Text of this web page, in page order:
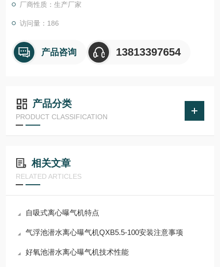
厂商性质：生产厂家
访问量：186
产品咨询 13813397654
产品分类
PRODUCT CLASSIFICATION
相关文章
RELATED ARTICLES
自吸式离心曝气机特点
气浮池潜水离心曝气机QXB5.5-100安装注意事项
好氧池潜水离心曝气机技术性能